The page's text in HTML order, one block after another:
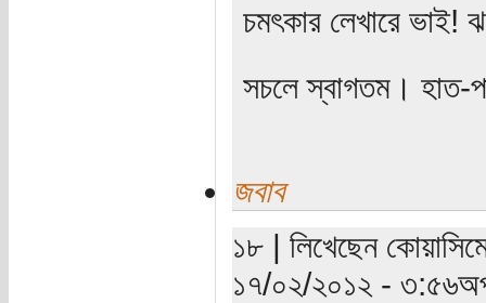
চমৎকার লেখারে ভাই!
সচলে স্বাগতম। হাত-
জবাব
১৮ | লিখেছেন
১৭/০২/২০১২ -